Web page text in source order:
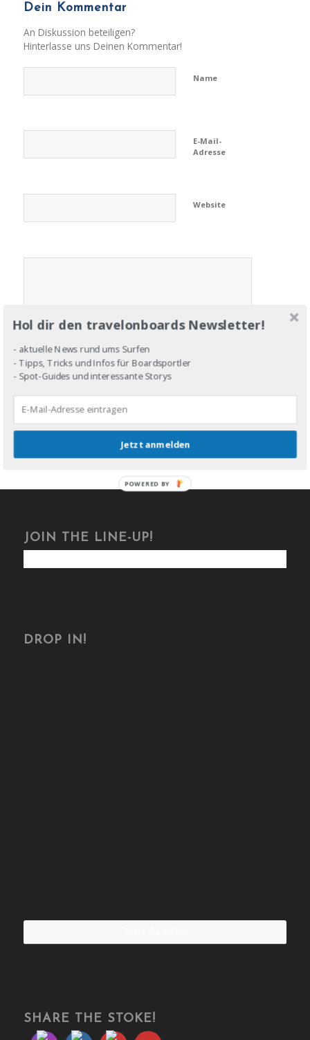
Dein Kommentar
An Diskussion beteiligen?
Hinterlasse uns Deinen Kommentar!
Name
E-Mail-
Adresse
Website
JOIN THE LINE-UP!
DROP IN!
SHARE THE STOKE!
Hol dir den travelonboards Newsletter!
- aktuelle News rund ums Surfen
- Tipps, Tricks und Infos für Boardsportler
- Spot-Guides und interessante Storys
Jetzt anmelden
POWERED BY